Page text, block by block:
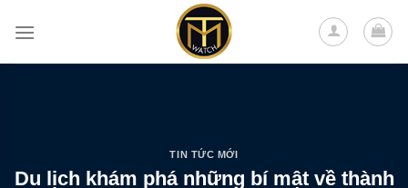
TIN TỨC MỚI
Du lịch khám phá những bí mật về thành